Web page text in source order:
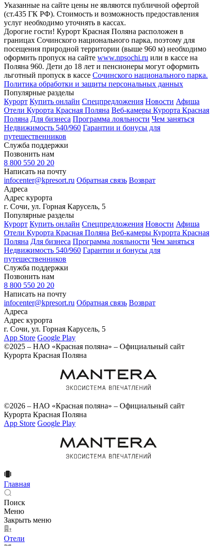
Указанные на сайте цены не являются публичной офертой
(ст.435 ГК РФ). Стоимость и возможность предоставления
услуг необходимо уточнять в кассах.
Дорогие гости! Курорт Красная Поляна расположен в
границах Сочинского национального парка, поэтому для
посещения природной территории (выше 960 м) необходимо
оформить пропуск на сайте www.npsochi.ru или в кассе на
Поляна 960. Дети до 18 лет и пенсионеры могут оформить
льготный пропуск в кассе Сочинского национального парка.
Политика обработки и защиты персональных данных
Популярные разделы
Курорт Купить онлайн Спецпредложения Новости Афиша
Отели Курорта Красная Поляна Веб-камеры Курорта Красная
Поляна Для бизнеса Программа лояльности Чем заняться
Недвижимость 540/960 Гарантии и бонусы для
путешественников
Служба поддержки
Позвонить нам
8 800 550 20 20
Написать на почту
infocenter@kpresort.ru Обратная связь Возврат
Адреса
Адрес курорта
г. Сочи, ул. Горная Карусель, 5
Популярные разделы
Курорт Купить онлайн Спецпредложения Новости Афиша
Отели Курорта Красная Поляна Веб-камеры Курорта Красная
Поляна Для бизнеса Программа лояльности Чем заняться
Недвижимость 540/960 Гарантии и бонусы для
путешественников
Служба поддержки
Позвонить нам
8 800 550 20 20
Написать на почту
infocenter@kpresort.ru Обратная связь Возврат
Адреса
Адрес курорта
г. Сочи, ул. Горная Карусель, 5
App Store Google Play
©2025 – НАО «Красная поляна» – Официальный сайт
Курорта Красная Поляна
©2026 – НАО «Красная поляна» – Официальный сайт
Курорта Красная Поляна
App Store Google Play
Главная
Поиск
Меню
Закрыть меню
Отели